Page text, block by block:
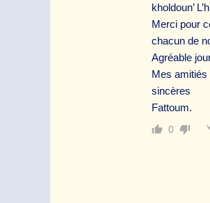
kholdoun’
Merci pour
chacun de
Agréable
Mes amitiés
sincères
Fattoum.
0